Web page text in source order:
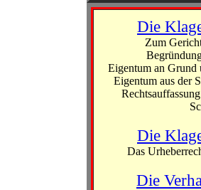
Die
Zum
Eigentum an Grund
Eigentum aus der
Die
Das
Die